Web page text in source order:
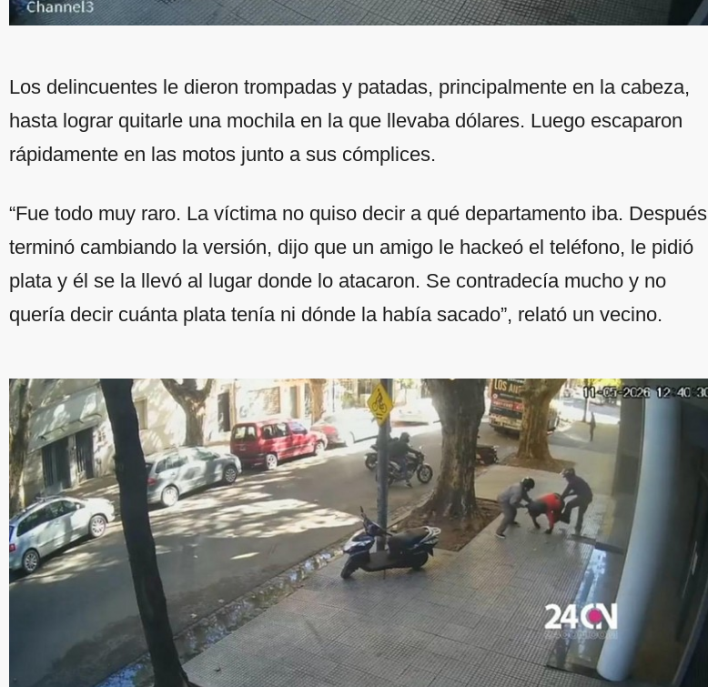
Los delincuentes le dieron trompadas y patadas, principalmente en la cabeza,
hasta lograr quitarle una mochila en la que llevaba dólares. Luego escaparon
rápidamente en las motos junto a sus cómplices.
“Fue todo muy raro. La víctima no quiso decir a qué departamento iba. Después
terminó cambiando la versión, dijo que un amigo le hackeó el teléfono, le pidió
plata y él se la llevó al lugar donde lo atacaron. Se contradecía mucho y no
quería decir cuánta plata tenía ni dónde la había sacado”, relató un vecino.